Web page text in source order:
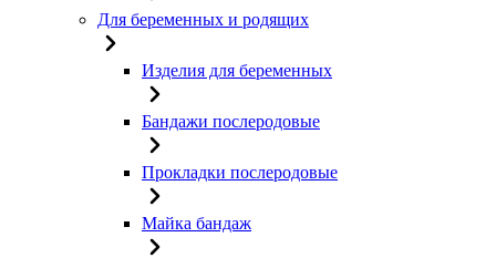
Для беременных и родящих
Изделия для беременных
Бандажи послеродовые
Прокладки послеродовые
Майка бандаж